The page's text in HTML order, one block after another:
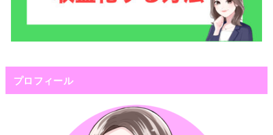
プロフィール